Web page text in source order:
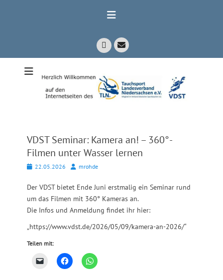
Facebook
E-
Mail
Tauchsport
Landesverband
VDST Seminar: Kamera an! – 360°-
Filmen unter Wasser lernen
Posted22.05.2026 Autormrohde
Der VDST bietet Ende Juni erstmalig ein Seminar rund
um das Filmen mit 360° Kameras an.
Die Infos und Anmeldung findet ihr hier:
„https://www.vdst.de/2026/05/09/kamera-an-2026/“
Teilen mit: